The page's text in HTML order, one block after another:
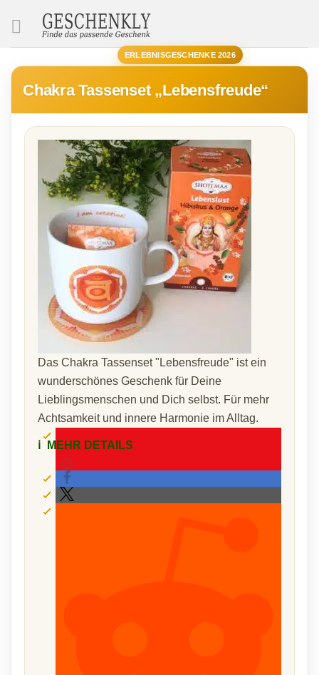
ERLEBNISGESCHENKE 2026
Chakra Tassenset „Lebensfreude“
Das Chakra Tassenset "Lebensfreude" ist ein
wunderschönes Geschenk für Deine
Lieblingsmenschen und Dich selbst. Für mehr
Achtsamkeit und innere Harmonie im Alltag.
ℹ️ MEHR DETAILS